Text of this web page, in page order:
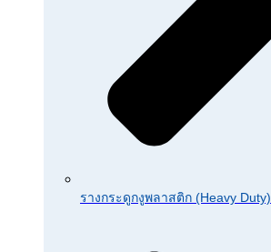
รางกระดูกงูพลาสติก (Heavy Duty)